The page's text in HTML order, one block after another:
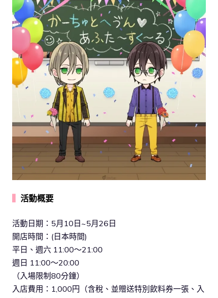
活動概要
活動日期：5月10日~5月26日
開店時間：(日本時間)
平日、週六 11:00～21:00
週日 11:00～20:00
（入場限制80分鐘）
入店費用：1,000円（含稅、並贈送特別飲料券一張、入